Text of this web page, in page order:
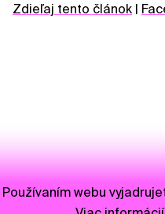
Zdieľaj tento článok |
Používaním webu